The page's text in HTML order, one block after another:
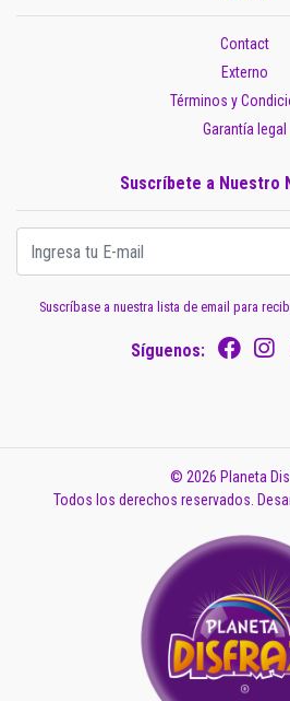
Contact
Externo
Términos y
Garantía legal
Suscríbete a Nuestro
Suscríbase a nuestra lista de email para
Síguenos:
© 2026 Planeta
Todos los derechos reservados.